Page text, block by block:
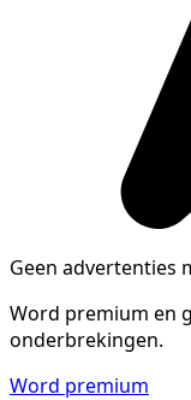
Geen advertenties
Word premium en
onderbrekingen.
Word premium